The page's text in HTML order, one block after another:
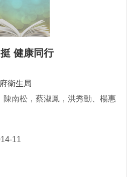
健康同行
衛生局
陳南松，蔡淑鳳，洪秀勳、楊惠
11